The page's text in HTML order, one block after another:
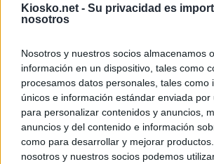
Kiosko.net - Su privacidad es
nosotros
Nosotros y nuestros socios almacenamos
información en un dispositivo, tales como
procesamos datos personales, tales como
únicos e información estándar enviada por
para personalizar contenidos y anuncios,
anuncios y del contenido e información
como para desarrollar y mejorar
nosotros y nuestros socios podemos